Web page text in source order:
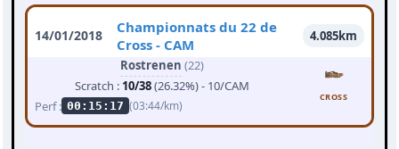
14/01/2018
Championnats du 22 de
Cross - CAM
4.085km
Rostrenen (22)
Scratch : 10/38(26.32%) - 10/CAM
Perf : 00:15:17 (03:44/km)
CROSS